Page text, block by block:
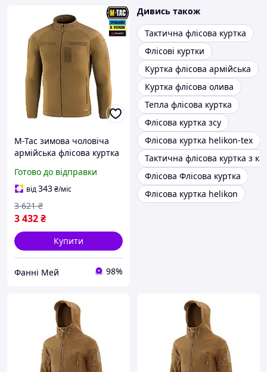
M-Tac зимова чоловіча
армійська флісова куртка
велкро панелями
Готово до відправки
від343₴/міс
3 432₴
3 621 ₴
Купити
Фанні Мей 98%
Дивись також
Тактична флісова куртка
Флісові куртки
Куртка флісова армійська
Куртка флісова олива
Тепла флісова куртка
Флісова куртка зсу
Флісова куртка helikon-tex
Тактична флісова куртка з
Флісова Флісова куртка
Флісова куртка helikon